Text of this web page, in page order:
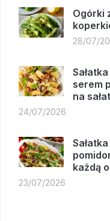
Ogórki
28/07/
serem
na
24/07/2026
każdą
23/07/2026